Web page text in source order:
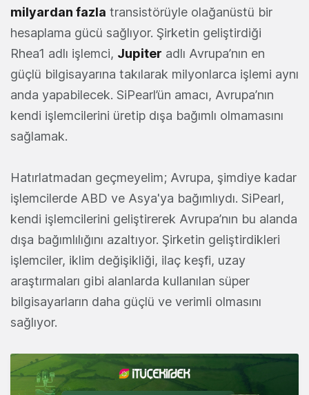
milyardan fazla transistörüyle olağanüstü bir
hesaplama gücü sağlıyor. Şirketin geliştirdiği
Rhea1 adlı işlemci, Jupiter adlı Avrupa’nın en
güçlü bilgisayarına takılarak milyonlarca işlemi aynı
anda yapabilecek. SiPearl’ün amacı, Avrupa’nın
kendi işlemcilerini üretip dışa bağımlı olmamasını
sağlamak.
Hatırlatmadan geçmeyelim; Avrupa, şimdiye kadar
işlemcilerde ABD ve Asya'ya bağımlıydı. SiPearl,
kendi işlemcilerini geliştirerek Avrupa’nın bu alanda
dışa bağımlılığını azaltıyor. Şirketin geliştirdikleri
işlemciler, iklim değişikliği, ilaç keşfi, uzay
araştırmaları gibi alanlarda kullanılan süper
bilgisayarların daha güçlü ve verimli olmasını
sağlıyor.